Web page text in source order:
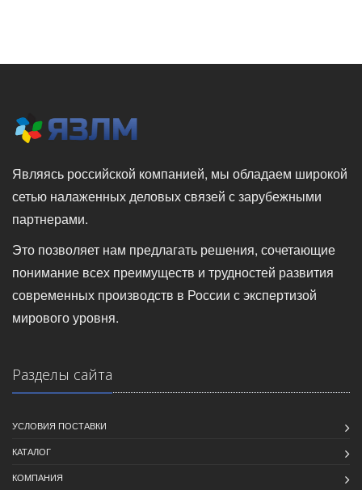
Являясь российской компанией, мы обладаем широкой
сетью налаженных деловых связей с зарубежными
партнерами.
Это позволяет нам предлагать решения, сочетающие
понимание всех преимуществ и трудностей развития
современных производств в России с экспертизой
мирового уровня.
Разделы сайта
УСЛОВИЯ ПОСТАВКИ
КАТАЛОГ
КОМПАНИЯ